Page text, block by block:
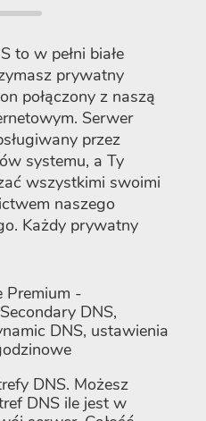
to w pełni białe
prywatny
połączony z naszą
Serwer
przez
systemu, a Ty
wszystkimi swoimi
naszego
Każdy prywatny
Premium -
DNS,
DNS, ustawienia
DNS. Możesz
DNS ile jest w